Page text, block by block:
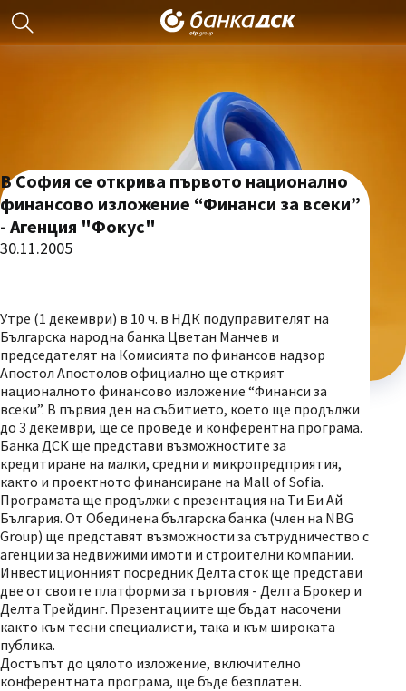
В София се открива първото национално
финансово изложение “Финанси за всеки”
- Агенция "Фокус"
30.11.2005
Утре (1 декември) в 10 ч. в НДК подуправителят на
Българска народна банка Цветан Манчев и
председателят на Комисията по финансов надзор
Апостол Апостолов официално ще открият
националното финансово изложение “Финанси за
всеки”. В първия ден на събитието, което ще продължи
до 3 декември, ще се проведе и конферентна програма.
Банка ДСК ще представи възможностите за
кредитиране на малки, средни и микропредприятия,
както и проектното финансиране на Mall of Sofia.
Програмата ще продължи с презентация на Ти Би Ай
България. От Обединена българска банка (член на NBG
Group) ще представят възможности за сътрудничество с
агенции за недвижими имоти и строителни компании.
Инвестиционният посредник Делта сток ще представи
две от своите платформи за търговия - Делта Брокер и
Делта Трейдинг. Презентациите ще бъдат насочени
както към тесни специалисти, така и към широката
публика.
Достъпът до цялото изложение, включително
конферентната програма, ще бъде безплатен.